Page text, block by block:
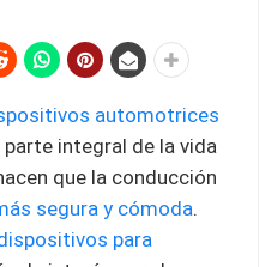
automotrices
integral de la vida
que la conducción
segura y cómoda.
para